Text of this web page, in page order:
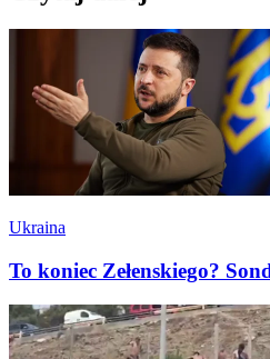
Ukraina
To koniec Zełenskiego?